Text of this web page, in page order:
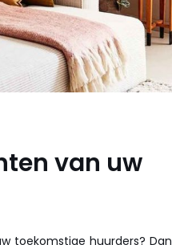
van uw
toekomstige huurders? Dan